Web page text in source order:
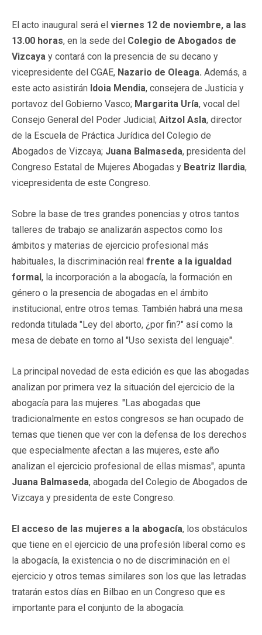
El acto inaugural será el viernes 12 de noviembre, a las
13.00 horas, en la sede del Colegio de Abogados de
Vizcaya y contará con la presencia de su decano y
vicepresidente del CGAE, Nazario de Oleaga. Además, a
este acto asistirán Idoia Mendia, consejera de Justicia y
portavoz del Gobierno Vasco; Margarita Uría, vocal del
Consejo General del Poder Judicial; Aitzol Asla, director
de la Escuela de Práctica Jurídica del Colegio de
Abogados de Vizcaya; Juana Balmaseda, presidenta del
Congreso Estatal de Mujeres Abogadas y Beatriz Ilardia,
vicepresidenta de este Congreso.
Sobre la base de tres grandes ponencias y otros tantos
talleres de trabajo se analizarán aspectos como los
ámbitos y materias de ejercicio profesional más
habituales, la discriminación real frente a la igualdad
formal, la incorporación a la abogacía, la formación en
género o la presencia de abogadas en el ámbito
institucional, entre otros temas. También habrá una mesa
redonda titulada "Ley del aborto, ¿por fin?" así como la
mesa de debate en torno al "Uso sexista del lenguaje".
La principal novedad de esta edición es que las abogadas
analizan por primera vez la situación del ejercicio de la
abogacía para las mujeres. "Las abogadas que
tradicionalmente en estos congresos se han ocupado de
temas que tienen que ver con la defensa de los derechos
que especialmente afectan a las mujeres, este año
analizan el ejercicio profesional de ellas mismas", apunta
Juana Balmaseda, abogada del Colegio de Abogados de
Vizcaya y presidenta de este Congreso.
El acceso de las mujeres a la abogacía, los obstáculos
que tiene en el ejercicio de una profesión liberal como es
la abogacía, la existencia o no de discriminación en el
ejercicio y otros temas similares son los que las letradas
tratarán estos días en Bilbao en un Congreso que es
importante para el conjunto de la abogacía.